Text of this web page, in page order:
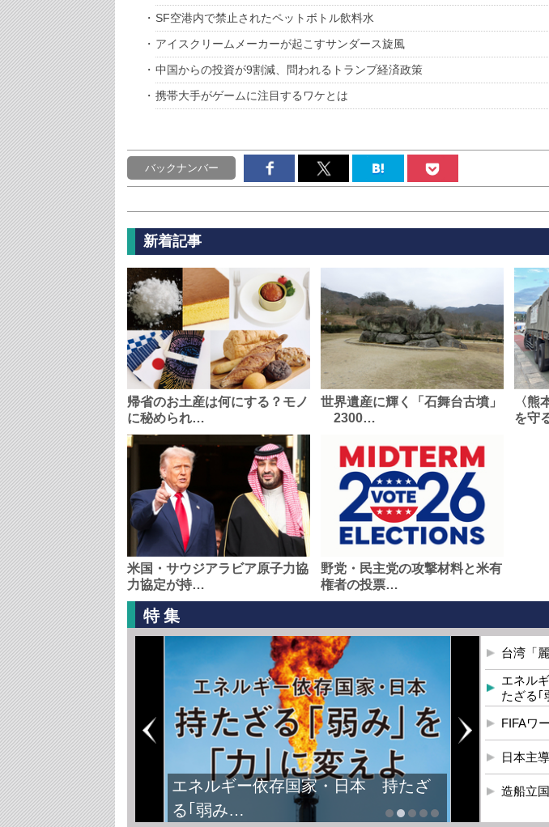
SF空港内で禁止されたペットボトル飲料水
アイスクリームメーカーが起こすサンダース旋風
中国からの投資が9割減、問われるトランプ経済政策
携帯大手がゲームに注目するワケとは
バックナンバー
新着記事
帰省のお土産は何にする？モノ
に秘められ…
世界遺産に輝く「石舞台古墳」
2300…
〈熊
を守
米国・サウジアラビア原子力協
力協定が持…
野党・民主党の攻撃材料と米有
権者の投票…
特集
エネルギー依存国家・日本 持たざ
る｢弱み…
台湾「
エネル
たざる
FIFAワ
日本主
造船立